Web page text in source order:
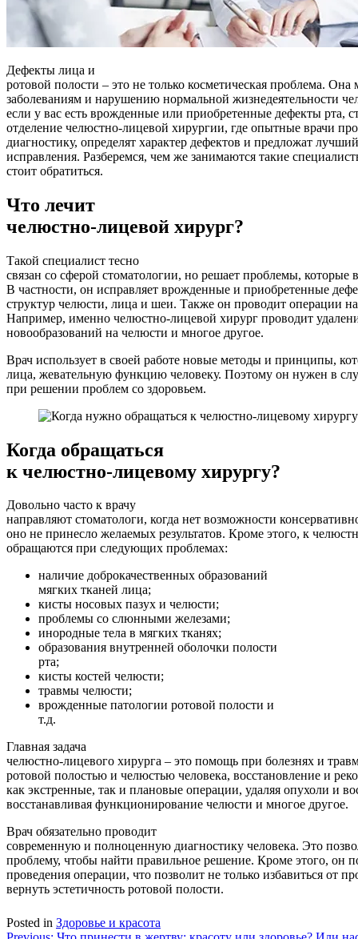
Дефекты лица и
ротовой полости – это не только косметическая проблема.
заболеваниям и нарушению нормальной жизнедеятельности
если у вас есть врожденные или приобретенные дефекты рта,
отделение челюстно-лицевой хирургии, где опытные врачи
диагностику, определят характер дефектов и предложат
исправления. Разберемся, чем же занимаются такие
стоит обратиться.
Что лечит
челюстно-лицевой хирург?
Такой специалист тесно
связан со сферой стоматологии, но решает проблемы, которые
В частности, он исправляет врожденные и приобретенные
структур челюсти, лица и шеи. Также он проводит операции
Например, именно челюстно-лицевой хирург проводит
новообразований на челюсти и многое другое.
Врач использует в своей работе новые методы и принципы,
лица, жевательную функцию человеку. Поэтому он нужен в
при решении проблем со здоровьем.
Когда обращаться
к челюстно-лицевому хирургу?
Довольно часто к врачу
направляют стоматологи, когда нет возможности
оно не принесло желаемых результатов. Кроме этого, к
обращаются при следующих проблемах:
наличие доброкачественных образований
мягких тканей лица;
кисты носовых пазух и челюсти;
проблемы со слюнными железами;
инородные тела в мягких тканях;
образования внутренней оболочки полости
рта;
кисты костей челюсти;
травмы челюсти;
врожденные патологии ротовой полости и
т.д.
Главная задача
челюстно-лицевого хирурга – это помощь при болезнях и
ротовой полостью и челюстью человека, восстановление и
как экстренные, так и плановые операции, удаляя опухоли и
восстанавливая функционирование челюсти и многое другое.
Врач обязательно проводит
современную и полноценную диагностику человека. Это
проблему, чтобы найти правильное решение. Кроме этого, он
проведения операции, что позволит не только избавиться от
вернуть эстетичность ротовой полости.
Posted in Здоровье и красота